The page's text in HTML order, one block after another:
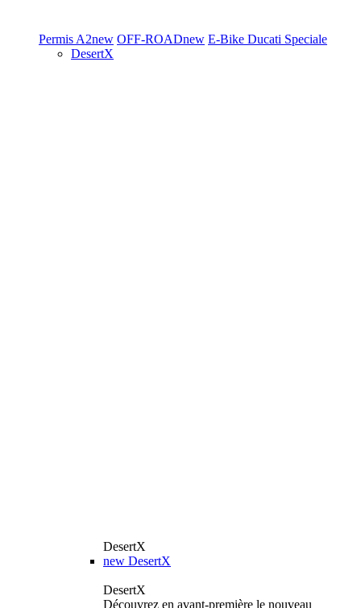
Permis A2new OFF-ROADnew E-Bike Ducati Speciale
DesertX
DesertX
new DesertX
DesertX
Découvrez en avant-première le nouveau